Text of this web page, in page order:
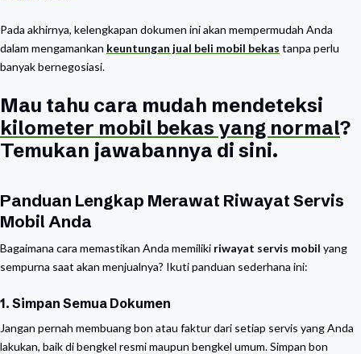
Pada akhirnya, kelengkapan dokumen ini akan mempermudah Anda
dalam mengamankan keuntungan jual beli mobil bekas tanpa perlu
banyak bernegosiasi.
Mau tahu cara mudah mendeteksi
kilometer mobil bekas yang normal?
Temukan jawabannya di sini.
Panduan Lengkap Merawat Riwayat Servis
Mobil Anda
Bagaimana cara memastikan Anda memiliki riwayat servis mobil yang
sempurna saat akan menjualnya? Ikuti panduan sederhana ini:
1. Simpan Semua Dokumen
Jangan pernah membuang bon atau faktur dari setiap servis yang Anda
lakukan, baik di bengkel resmi maupun bengkel umum. Simpan bon